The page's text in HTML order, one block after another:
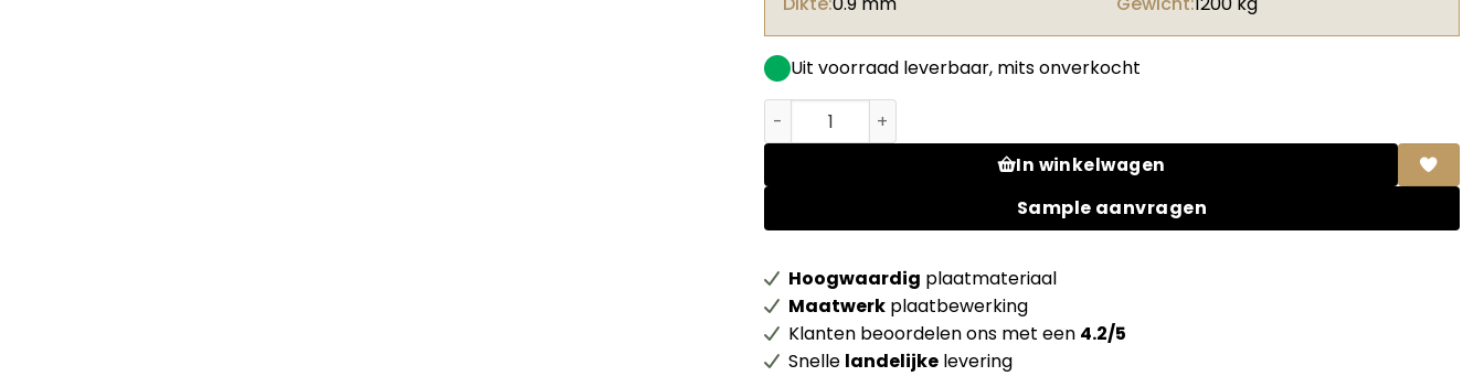
Uit voorraad leverbaar, mits onverkocht
Abet HPL 421 Sei Nero + folie aantal
In winkelwagen
Sample aanvragen
Hoogwaardig plaatmateriaal
Maatwerk plaatbewerking
Klanten beoordelen ons met een 4.2/5
Snelle landelijke levering